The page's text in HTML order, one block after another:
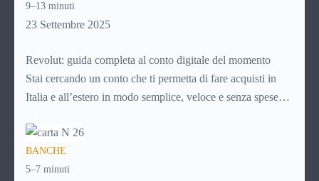
Controllare il saldo, fare un bonifico, richiedere un prodotto
o monitorare le spese sono attività che ormai devono essere
9–13 minuti
23 Settembre 2025
Revolut: guida completa al conto digitale del momento
Stai cercando un conto che ti permetta di fare acquisti in
Italia e all’estero in modo semplice, veloce e senza spese
smartphone, senza code in banca o documenti cartacei?
Allora è il momento di scoprire Revolut, una delle soluzioni
fintech più utilizzate al mondo.
BANCHE
5–7 minuti